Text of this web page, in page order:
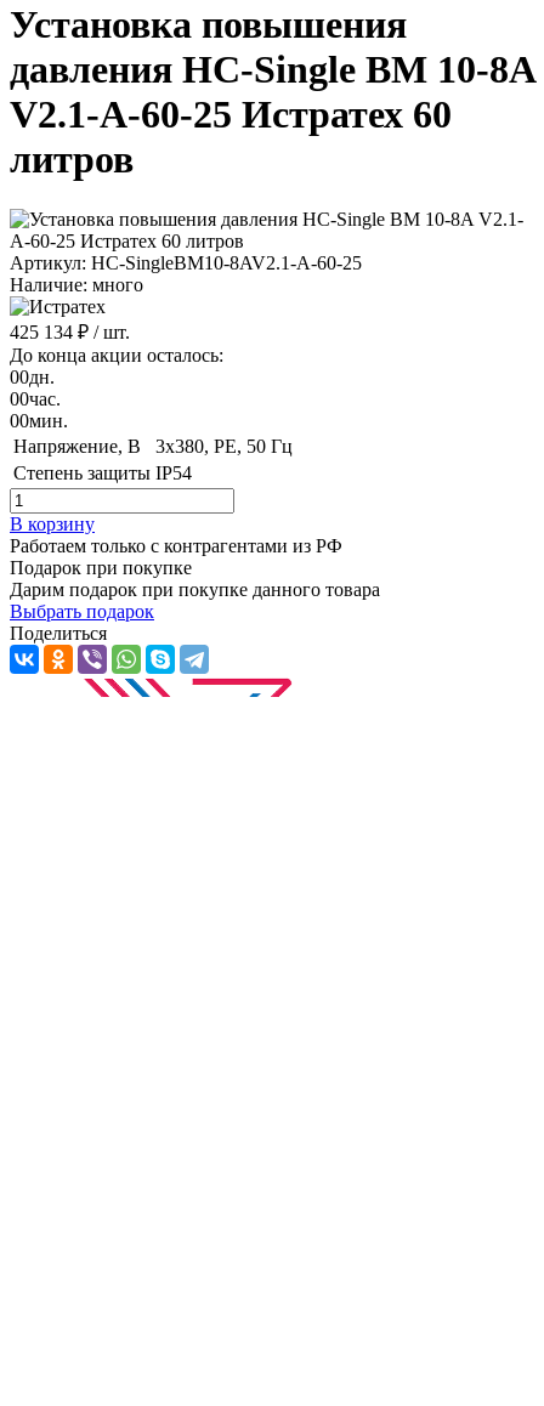
Установка повышения
давления HC-Single BM 10-8A
V2.1-A-60-25 Истратех 60
литров
Артикул: HC-SingleBM10-8AV2.1-A-60-25
Наличие: много
425 134 ₽ / шт.
До конца акции осталось:
00дн.
00час.
00мин.
Напряжение, B
3x380, PE, 50 Гц
Степень защиты IP54
В корзину
Работаем только с контрагентами из РФ
Подарок при покупке
Дарим подарок при покупке данного товара
Выбрать подарок
Поделиться